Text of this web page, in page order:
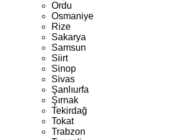
Ordu
Osmaniye
Rize
Sakarya
Samsun
Siirt
Sinop
Sivas
Şanlıurfa
Şırnak
Tekirdağ
Tokat
Trabzon